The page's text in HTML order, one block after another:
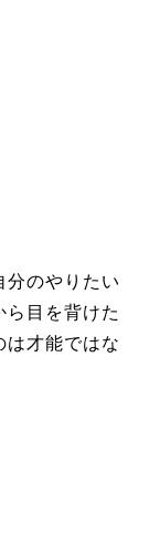
分のやりたい
ら目を背けた
は才能ではな